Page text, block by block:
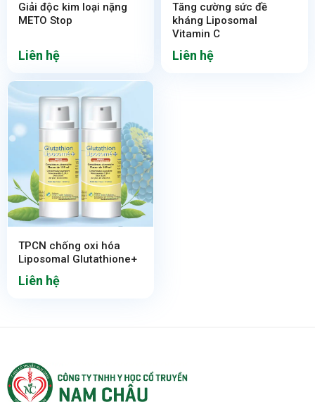
Giải độc kim loại nặng
METO Stop
Liên hệ
Tăng cường sức đề
kháng Liposomal
Vitamin C
Liên hệ
TPCN chống oxi hóa
Liposomal Glutathione+
Liên hệ